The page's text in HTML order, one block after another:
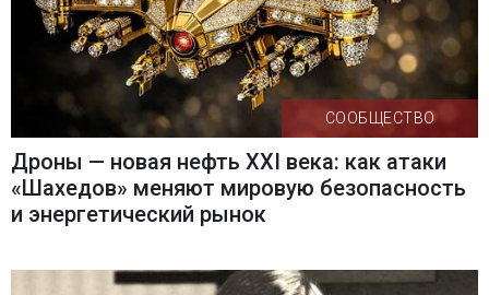
СООБЩЕСТВО
Дроны — новая нефть XXI века: как атаки
«Шахедов» меняют мировую безопасность
и энергетический рынок